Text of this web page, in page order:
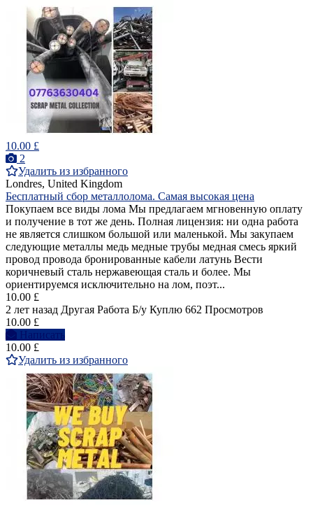
10.00 £
2
Удалить из избранного
Londres, United Kingdom
Бесплатный сбор металлолома. Самая высокая цена
Покупаем все виды лома Мы предлагаем мгновенную оплату
и получение в тот же день. Полная лицензия: ни одна работа
не является слишком большой или маленькой. Мы закупаем
следующие металлы медь медные трубы медная смесь яркий
провод провода бронированные кабели латунь Вести
коричневый сталь нержавеющая сталь и более. Мы
ориентируемся исключительно на лом, поэт...
10.00 £
2 лет назад Другая Работа Б/у Куплю 662 Просмотров
10.00 £
Написать
10.00 £
Удалить из избранного